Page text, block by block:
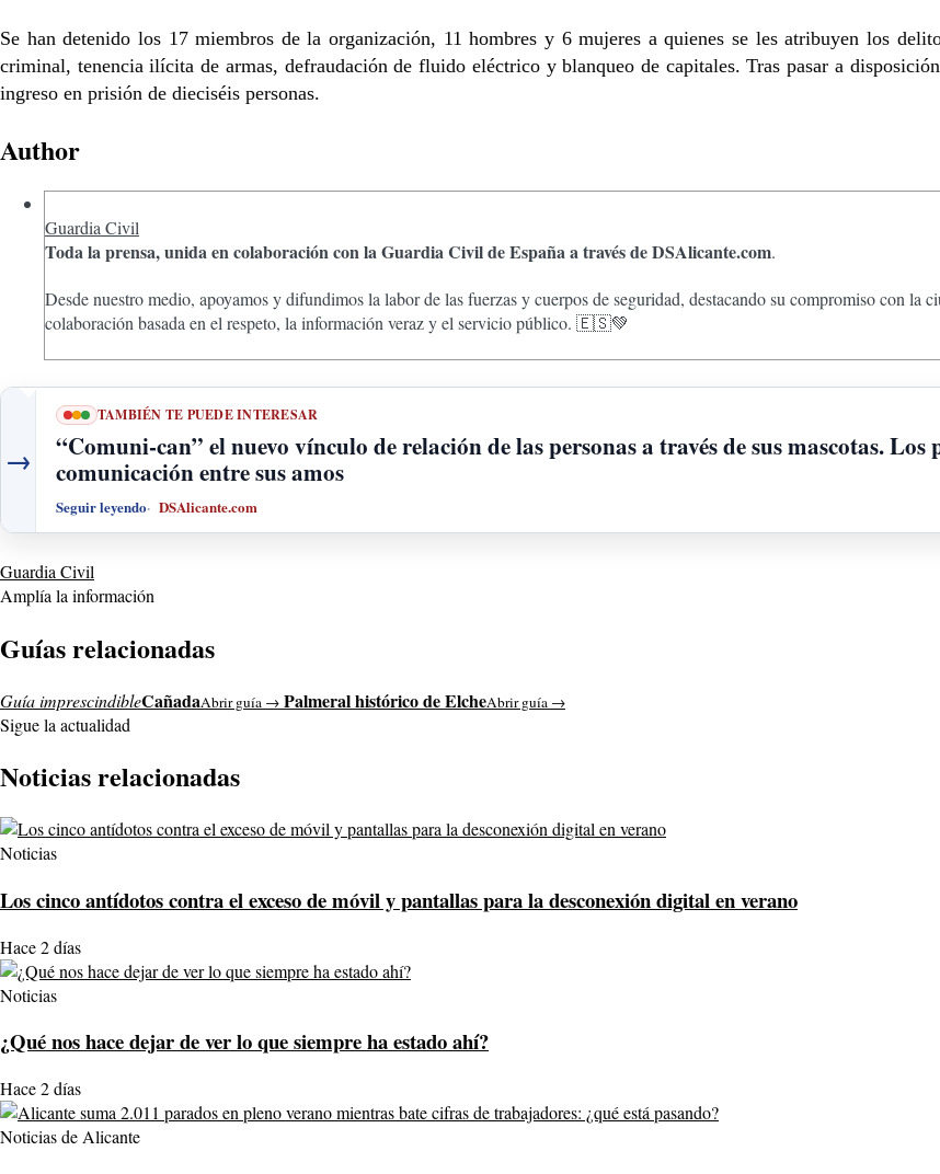
Se han detenido los 17 miembros de la organización, 11 hombres y 6 mujeres a quienes se les atribuyen los
criminal, tenencia ilícita de armas, defraudación de fluido eléctrico y blanqueo de capitales. Tras pasar a
ingreso en prisión de dieciséis personas.
Author
Guardia Civil
Toda la prensa, unida en colaboración con la Guardia Civil de España a través de DSAlicante.com.
Desde nuestro medio, apoyamos y difundimos la labor de las fuerzas y cuerpos de seguridad, destacando su compromiso con la
colaboración basada en el respeto, la información veraz y el servicio público. 🇪🇸💚
→
TAMBIÉN TE PUEDE INTERESAR
“Comuni-can” el nuevo vínculo de relación de las personas a través de sus mascotas. Los
comunicación entre sus amos
Seguir leyendo DSAlicante.com
Guardia Civil
Amplía la información
Guías relacionadas
Guía imprescindibleCañadaAbrir guía → Palmeral histórico de ElcheAbrir guía →
Sigue la actualidad
Noticias relacionadas
Noticias
Los cinco antídotos contra el exceso de móvil y pantallas para la desconexión digital en verano
Hace 2 días
Noticias
¿Qué nos hace dejar de ver lo que siempre ha estado ahí?
Hace 2 días
Noticias de Alicante